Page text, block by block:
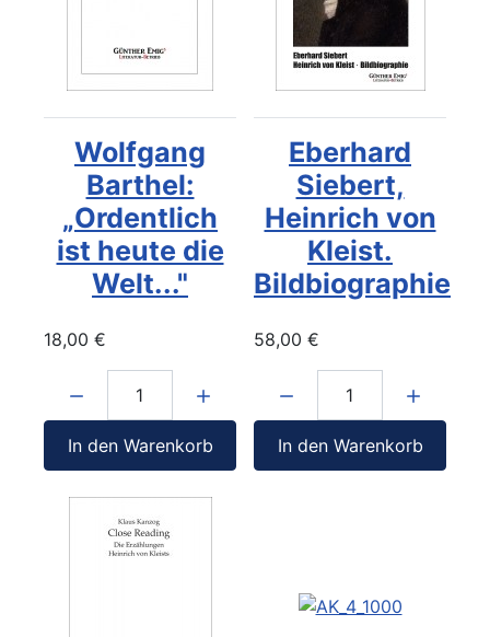
Wolfgang
Barthel:
„Ordentlich
ist heute die
Welt..."
18,00 €
In den Warenkorb
Eberhard
Siebert,
Heinrich von
Kleist.
Bildbiographie
58,00 €
In den Warenkorb